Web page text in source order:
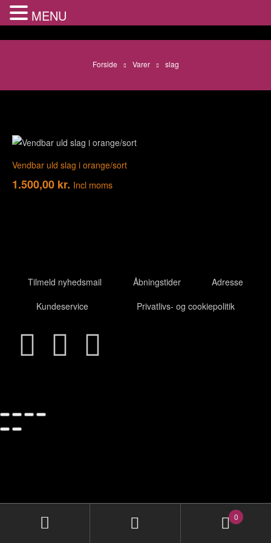
Forside Varer slag
Vendbar uld slag i orange/sort
1.500,00 kr. Incl moms
Tilmeld nyhedsmail Åbningstider
Adresse
Kundeservice
Privatlivs- og cookiepolitik
MENU
0